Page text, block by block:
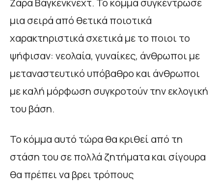
Ζάρα Βάγκενκνεχτ. Το κόμμα συγκέντρωσε
μια σειρά από θετικά ποιοτικά
χαρακτηριστικά σχετικά με το ποιοι το
ψήφισαν: νεολαία, γυναίκες, άνθρωποι με
μεταναστευτικό υπόβαθρο και άνθρωποι
με καλή μόρφωση συγκροτούν την εκλογική
του βάση.
Το κόμμα αυτό τώρα θα κριθεί από τη
στάση του σε πολλά ζητήματα και σίγουρα
θα πρέπει να βρει τρόπους